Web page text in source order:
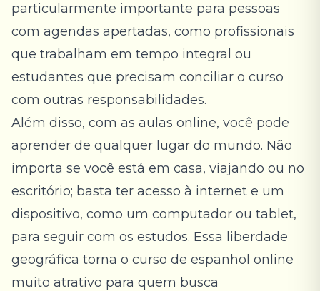
particularmente importante para pessoas
com agendas apertadas, como profissionais
que trabalham em tempo integral ou
estudantes que precisam conciliar o curso
com outras responsabilidades.
Além disso, com as aulas online, você pode
aprender de qualquer lugar do mundo. Não
importa se você está em casa, viajando ou no
escritório; basta ter acesso à internet e um
dispositivo, como um computador ou tablet,
para seguir com os estudos. Essa liberdade
geográfica torna o curso de espanhol online
muito atrativo para quem busca